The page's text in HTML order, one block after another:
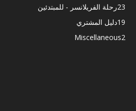
رحلة الفريلانسر - للمبتدئين23
دليل المشتري19
Miscellaneous2